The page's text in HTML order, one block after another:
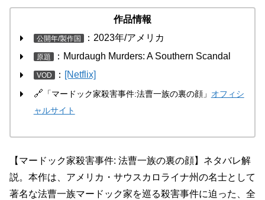
作品情報
公開年/製作国 ：2023年/アメリカ
原題 ：Murdaugh Murders: A Southern Scandal
VOD ： [Netflix]
🔗 「マードック家殺害事件:法曹一族の裏の顔」 オフィシ
ャルサイト
【マードック家殺害事件: 法曹一族の裏の顔】ネタバレ解
説。本作は、アメリカ・サウスカロライナ州の名士として
著名な法曹一族マードック家を巡る殺害事件に迫った、全